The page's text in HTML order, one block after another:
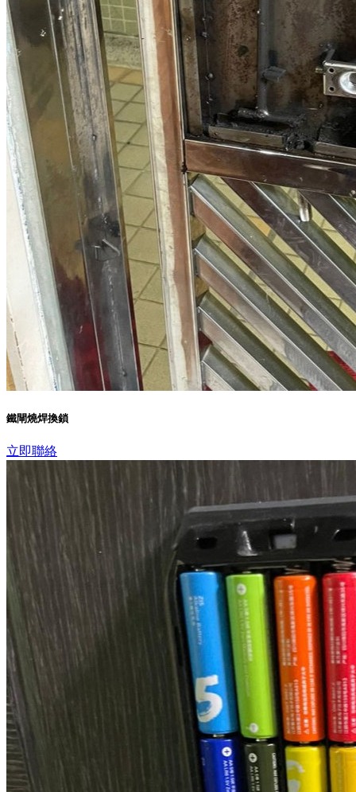
鐵閘燒焊換鎖
立即聯絡